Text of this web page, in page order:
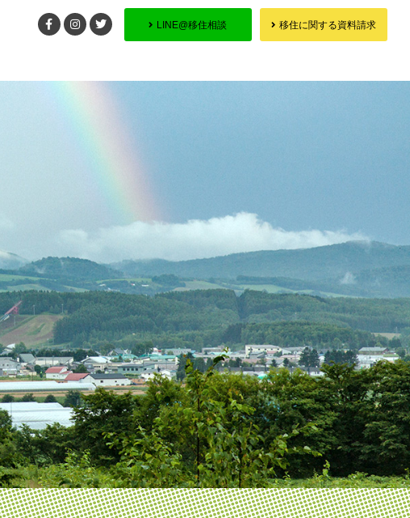
LINE@移住相談 移住に関する資料請求